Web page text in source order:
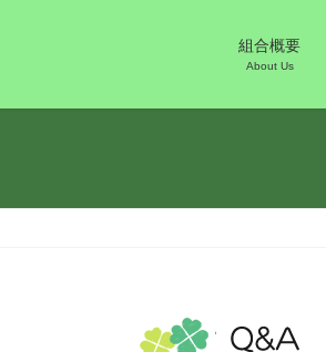
組合概要
About Us